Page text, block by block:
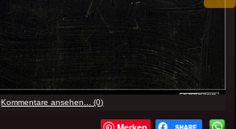
Kommentare ansehen... (0)